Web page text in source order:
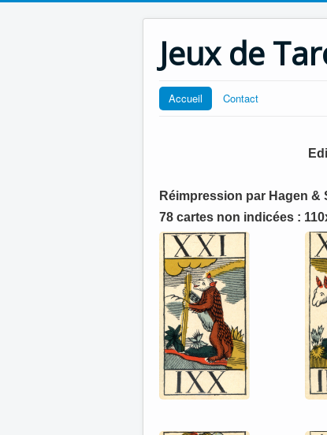
Jeux de
Accueil Contact
Réimpression par Hagen &
78 cartes non indicées :